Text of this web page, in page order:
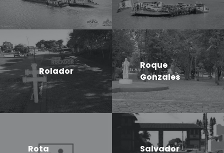
Rolador
Roque
Gonzales
Rota Salvador